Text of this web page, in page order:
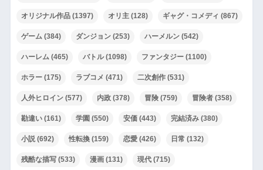
オリジナル作品(1397) オリ主(128) ギャグ・コメディ (867)
ゲーム(384) ダンジョン(253) ハーメルン(542)
ハーレム(465) バトル(1098) ファンタジー(1100)
ホラー(175) ラブコメ (471) 二次創作(531)
人外ヒロイン(577) 内政(378) 冒険(759) 冒険者(358)
勘違い(161) 学園 (550) 安価(443) 完結済み(380)
小説(692) 性転換(159) 恋愛(426) 日常 (132)
残酷な描写(533) 漫画(131) 現代(715)